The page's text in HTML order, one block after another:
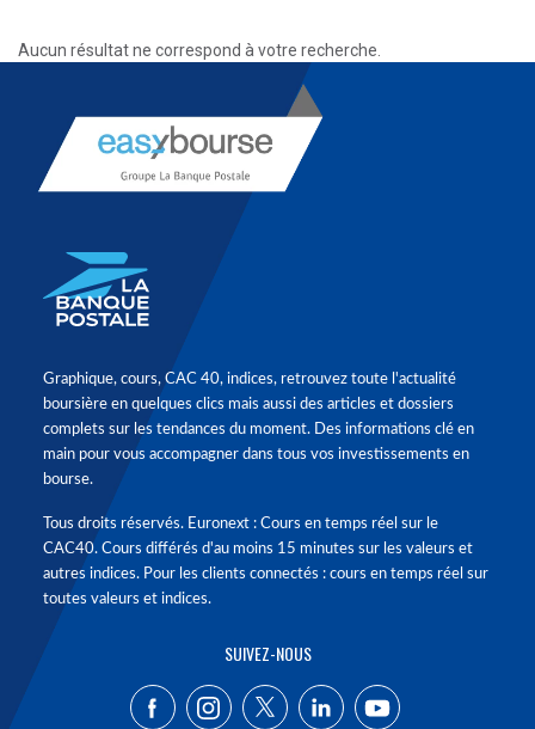
Aucun résultat ne correspond à votre recherche.
Graphique, cours, CAC 40, indices, retrouvez toute l'actualité
boursière en quelques clics mais aussi des articles et dossiers
complets sur les tendances du moment. Des informations clé en
main pour vous accompagner dans tous vos investissements en
bourse.
Tous droits réservés. Euronext : Cours en temps réel sur le
CAC40. Cours différés d'au moins 15 minutes sur les valeurs et
autres indices. Pour les clients connectés : cours en temps réel sur
toutes valeurs et indices.
SUIVEZ-NOUS